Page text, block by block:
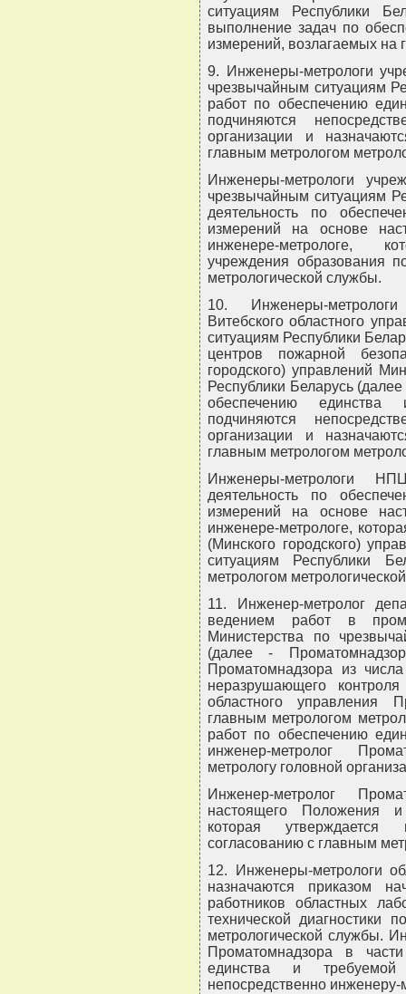
ситуациям Республики
выполнение задач по
измерений, возлагаемых на
9. Инженеры-метрологи
чрезвычайным ситуациям
работ по обеспечению
подчиняются
организации и
главным метрологом
Инженеры-метрологи
чрезвычайным ситуациям
деятельность по
измерений на основе
инженере-метрологе,
учреждения образования
метрологической службы.
10. Инженеры-метрологи
Витебского областного
ситуациям Республики
центров пожарной
городского) управлений
Республики Беларусь
обеспечению единства
подчиняются
организации и
главным метрологом
Инженеры-метрологи
деятельность по
измерений на основе
инженере-метрологе,
(Минского городского)
ситуациям Республики
метрологом
11. Инженер-метролог
ведением работ в
Министерства по
(далее -
Проматомнадзора из
неразрушающего
областного управления
главным метрологом
работ по обеспечению
инженер-метролог
метрологу головной
Инженер-метролог
настоящего Положения и
которая утверждается
согласованию с главным
12. Инженеры-метрологи
назначаются приказом
работников областных
технической диагностики
метрологической службы.
Проматомнадзора в
единства и требуемой
непосредственно